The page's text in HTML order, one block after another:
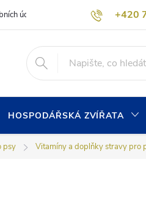
+420
údajů Formulář pro
HOSPODÁŘSKÁ ZVÍŘATA
psy Vitamíny a doplňky stravy pro